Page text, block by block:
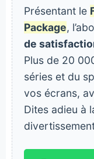
Présentant le
Package,
de
Plus de 20
séries et du
vos écrans,
Dites adieu à